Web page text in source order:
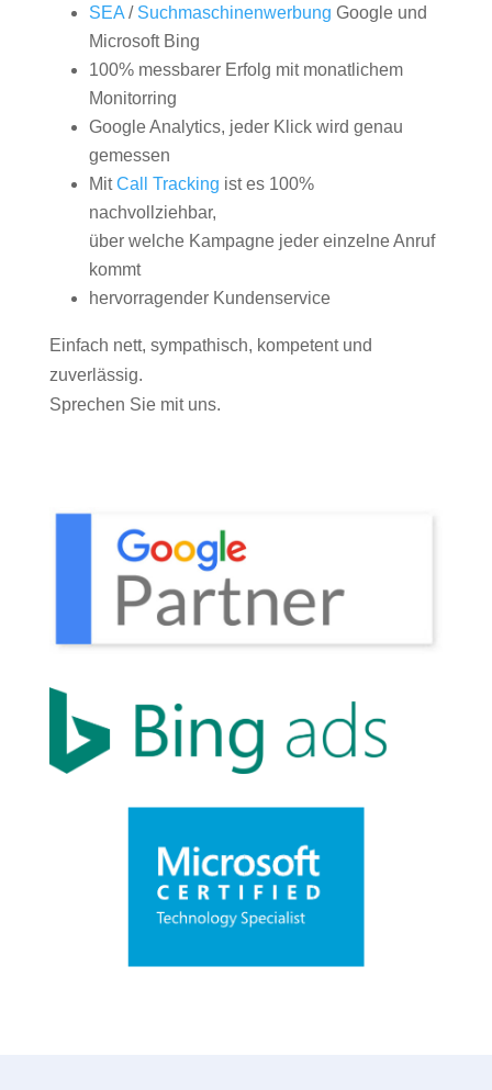
SEA/ Suchmaschinenwerbung Google und
Microsoft Bing
100% messbarer Erfolg mit monatlichem
Monitorring
Google Analytics, jeder Klick wird genau
gemessen
MitCall Tracking ist es 100%
nachvollziehbar,
über welche Kampagne jeder einzelne Anruf
kommt
hervorragender Kundenservice
Einfach nett, sympathisch, kompetent und
zuverlässig.
Sprechen Sie mit uns.